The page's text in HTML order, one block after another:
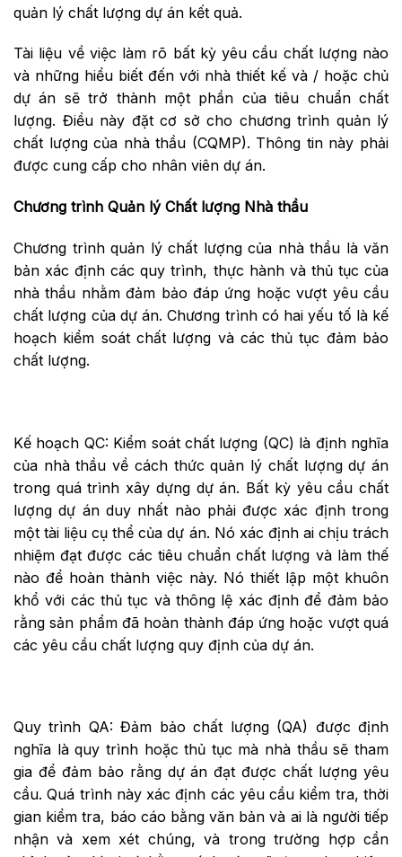
quản lý chất lượng dự án kết quả.
Tài liệu về việc làm rõ bất kỳ yêu cầu chất lượng nào
và những hiểu biết đến với nhà thiết kế và / hoặc chủ
dự án sẽ trở thành một phần của tiêu chuẩn chất
lượng. Điều này đặt cơ sở cho chương trình quản lý
chất lượng của nhà thầu (CQMP). Thông tin này phải
được cung cấp cho nhân viên dự án.
Chương trình Quản lý Chất lượng Nhà thầu
Chương trình quản lý chất lượng của nhà thầu là văn
bản xác định các quy trình, thực hành và thủ tục của
nhà thầu nhằm đảm bảo đáp ứng hoặc vượt yêu cầu
chất lượng của dự án. Chương trình có hai yếu tố là kế
hoạch kiểm soát chất lượng và các thủ tục đảm bảo
chất lượng.
Kế hoạch QC: Kiểm soát chất lượng (QC) là định nghĩa
của nhà thầu về cách thức quản lý chất lượng dự án
trong quá trình xây dựng dự án. Bất kỳ yêu cầu chất
lượng dự án duy nhất nào phải được xác định trong
một tài liệu cụ thể của dự án. Nó xác định ai chịu trách
nhiệm đạt được các tiêu chuẩn chất lượng và làm thế
nào để hoàn thành việc này. Nó thiết lập một khuôn
khổ với các thủ tục và thông lệ xác định để đảm bảo
rằng sản phẩm đã hoàn thành đáp ứng hoặc vượt quá
các yêu cầu chất lượng quy định của dự án.
Quy trình QA: Đảm bảo chất lượng (QA) được định
nghĩa là quy trình hoặc thủ tục mà nhà thầu sẽ tham
gia để đảm bảo rằng dự án đạt được chất lượng yêu
cầu. Quá trình này xác định các yêu cầu kiểm tra, thời
gian kiểm tra, báo cáo bằng văn bản và ai là người tiếp
nhận và xem xét chúng, và trong trường hợp cần